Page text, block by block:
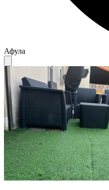
Афула